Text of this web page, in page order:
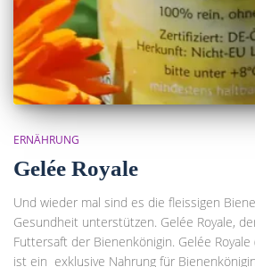
ERNÄHRUNG
Gelée Royale
Und wieder mal sind es die fleissigen
Gesundheit unterstützen. Gelée Royale,
Futtersaft der Bienenkönigin. Gelée
ist ein exklusive Nahrung für